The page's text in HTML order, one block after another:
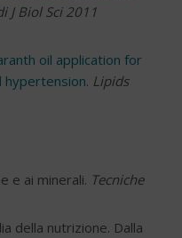
J Biol Sci 2011
oil application for
hypertension. Lipids
e ai minerali. Tecniche
della nutrizione. Dalla